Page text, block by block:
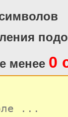
менее 0